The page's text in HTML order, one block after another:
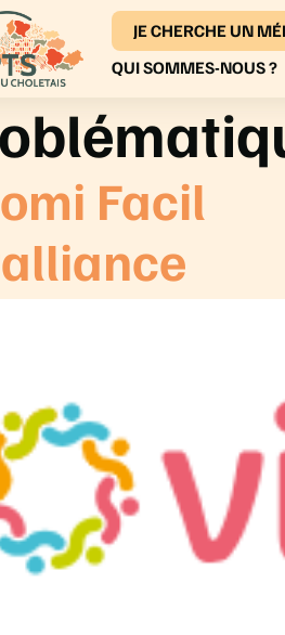
JE CHERCHE UN
QUI SOMMES-NOUS ?
Facil